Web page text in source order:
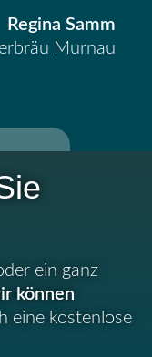
Regina Samm
Murnau
ein ganz
können
eine kostenlose